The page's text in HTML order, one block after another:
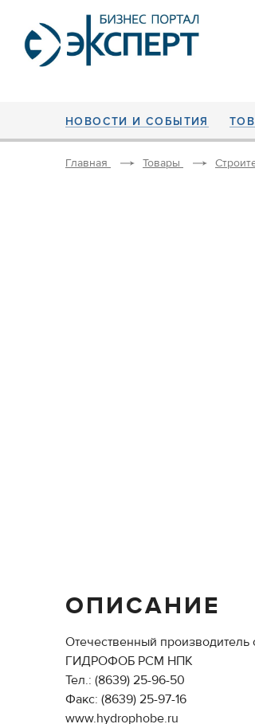
НОВОСТИ И СОБЫТИЯ
Главная Товары
ОПИСАНИЕ
Отечественный производитель
ГИДРОФОБ РСМ НПК
Тел.: (8639) 25-96-50
Факс: (8639) 25-97-16
www.hydrophobe.ru